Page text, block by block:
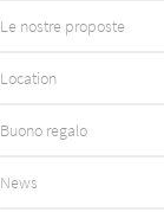
Le nostre proposte
Location
Buono regalo
News